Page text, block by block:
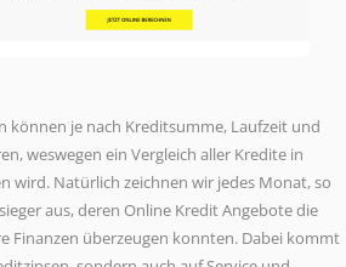
können je nach Kreditsumme, Laufzeit und
weswegen ein Vergleich aller Kredite in
wird. Natürlich zeichnen wir jedes Monat, so
aus, deren Online Kredit Angebote die
Finanzen überzeugen konnten. Dabei kommt